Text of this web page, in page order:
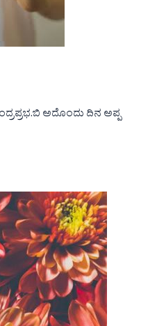
ಅದೊಂದು ದಿನ ಅಪ್ಪ